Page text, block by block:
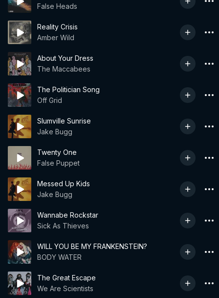
False Heads
Reality Crisis
Amber Wild
About Your Dress
The Maccabees
The Politician Song
Off Grid
Slumville Sunrise
Jake Bugg
Twenty One
False Puppet
Messed Up Kids
Jake Bugg
Wannabe Rockstar
Sick As Thieves
WILL YOU BE MY FRANKENSTEIN?
BODY WATER
The Great Escape
We Are Scientists